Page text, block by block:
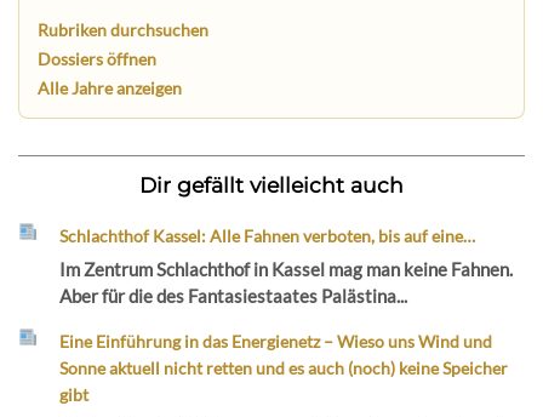
Rubriken durchsuchen
Dossiers öffnen
Alle Jahre anzeigen
Dir gefällt vielleicht auch
Schlachthof Kassel: Alle Fahnen verboten, bis auf eine…
Im Zentrum Schlachthof in Kassel mag man keine Fahnen.
Aber für die des Fantasiestaates Palästina...
Eine Einführung in das Energienetz – Wieso uns Wind und
Sonne aktuell nicht retten und es auch (noch) keine Speicher
gibt